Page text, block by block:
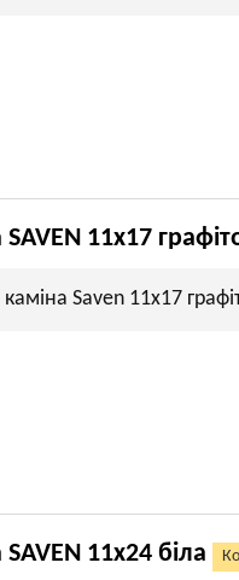
11х17
Saven 11х17
11х24 біла